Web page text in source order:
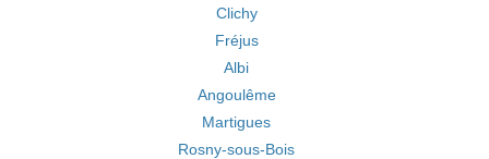
Clichy
Fréjus
Albi
Angoulême
Martigues
Rosny-sous-Bois